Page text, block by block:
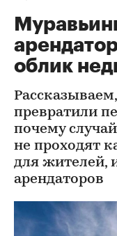
облик
превратили
почему
не проходят
для жителей,
арендаторов